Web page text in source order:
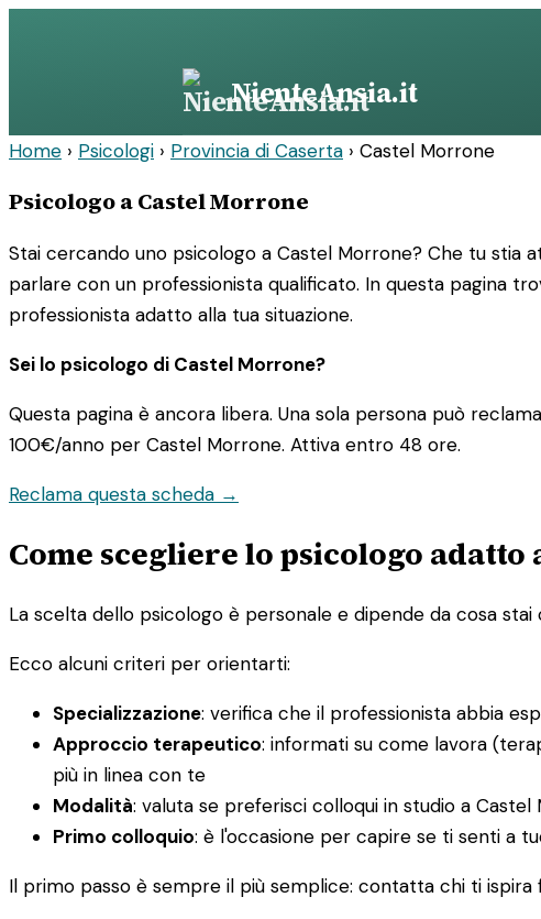
NienteAnsia.it
Home › Psicologi › Provincia di Caserta › Castel Morrone
Psicologo a Castel Morrone
Stai cercando uno psicologo a Castel Morrone? Che tu
parlare con un professionista qualificato. In questa pagina
professionista adatto alla tua situazione.
Sei lo psicologo di Castel Morrone?
Questa pagina è ancora libera. Una sola persona può
100€/anno per Castel Morrone. Attiva entro 48 ore.
Reclama questa scheda →
Come scegliere lo psicologo
La scelta dello psicologo è personale e dipende da cosa
Ecco alcuni criteri per orientarti:
Specializzazione: verifica che il professionista abbia
Approccio terapeutico: informati su come lavora
più in linea con te
Modalità: valuta se preferisci colloqui in studio a
Primo colloquio: è l'occasione per capire se ti senti a
Il primo passo è sempre il più semplice: contatta chi ti ispira